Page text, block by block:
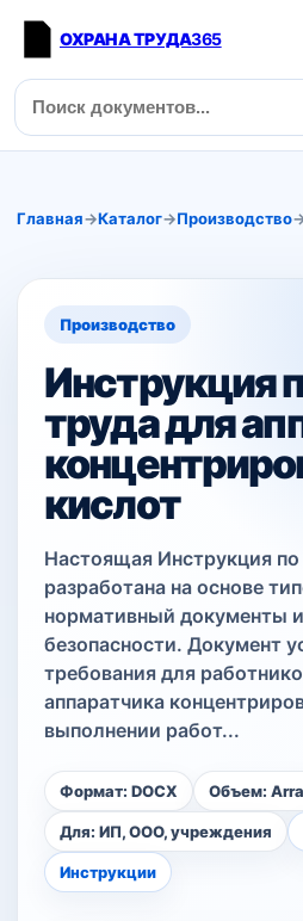
ОХРАНА ТРУДА365
Главная→Каталог→Производство
Производство
Инструкция
труда для
кислот
Настоящая Инструкция
разработана на основе
нормативный документы
безопасности. Документ
требования для
аппаратчика
выполнении работ...
Формат: DOCX Объем:
Для: ИП, ООО, учреждения
Инструкции